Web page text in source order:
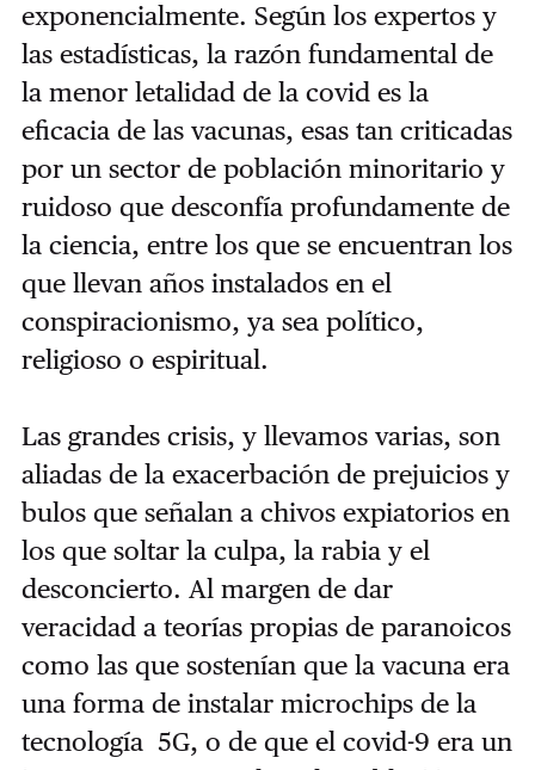
exponencialmente. Según los expertos y
las estadísticas, la razón fundamental de
la menor letalidad de la covid es la
eficacia de las vacunas, esas tan criticadas
por un sector de población minoritario y
ruidoso que desconfía profundamente de
la ciencia, entre los que se encuentran los
que llevan años instalados en el
conspiracionismo, ya sea político,
religioso o espiritual.
Las grandes crisis, y llevamos varias, son
aliadas de la exacerbación de prejuicios y
bulos que señalan a chivos expiatorios en
los que soltar la culpa, la rabia y el
desconcierto. Al margen de dar
veracidad a teorías propias de paranoicos
como las que sostenían que la vacuna era
una forma de instalar microchips de la
tecnología 5G, o de que el covid-9 era un